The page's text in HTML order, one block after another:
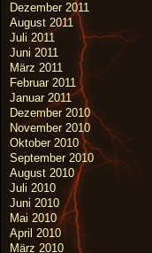
Dezember 2011
August 2011
Juli 2011
Juni 2011
März 2011
Februar 2011
Januar 2011
Dezember 2010
November 2010
Oktober 2010
September 2010
August 2010
Juli 2010
Juni 2010
Mai 2010
April 2010
März 2010